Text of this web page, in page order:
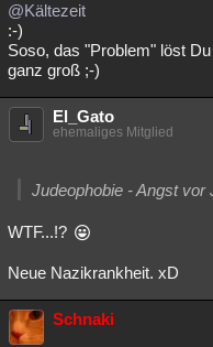
@Kältezeit
:-)
Soso, das "Problem" löst
ganz groß ;-)
El_Gato
ehemaliges Mitglied
Judeophobie - Angst vor
WTF...!?
Neue Nazikrankheit. xD
Schnaki